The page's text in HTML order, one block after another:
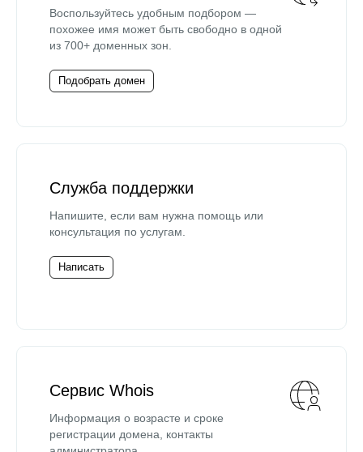
Воспользуйтесь удобным подбором —
похожее имя может быть свободно в одной
из 700+ доменных зон.
Подобрать домен
Служба поддержки
Напишите, если вам нужна помощь или
консультация по услугам.
Написать
Сервис Whois
Информация о возрасте и сроке
регистрации домена, контакты